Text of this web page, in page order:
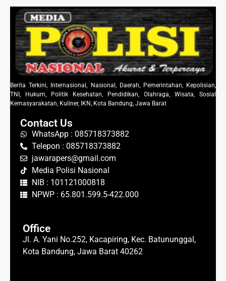
Berita Terkini, Internasional, Nasional, Daerah, Pemerintahan, Kepolisian,
TNI, Hukum, Politik Kesehatan, Pendidikan, Olahraga, Wisata, Sosial
Kemasyarakatan, Kuliner, IKN, Kota Bandung, Jawa Barat
Contact Us
WhatsApp : 085718373882
Telepon : 085718373882
jawarapers@gmail.com
Media Polisi Nasional
NIB : 101121000818
NPWP : 65.801.599.5-422.000
Office
Jl. A. Yani No.252, Kacapiring, Kec. Batununggal,
Kota Bandung, Jawa Barat 40262